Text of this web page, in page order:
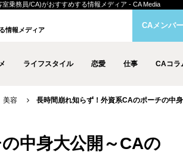
乗務員/CA)がおすすめする情報メディア - CA Media
情報メディア
ライフスタイル 恋愛 仕事 CAコラ
CAメンバ
美容 長時間崩れ知らず！外資系CAのポーチの中
中身大公開～CAの